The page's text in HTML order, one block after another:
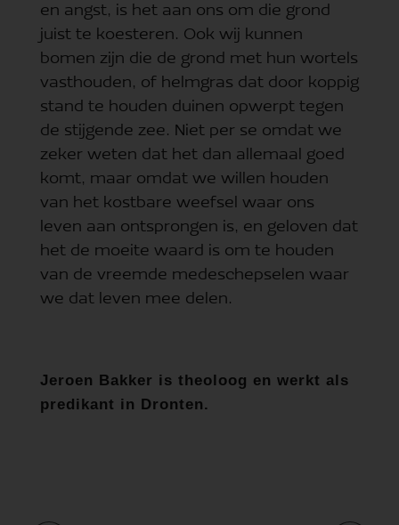
en angst, is het aan ons om die grond
juist te koesteren. Ook wij kunnen
bomen zijn die de grond met hun wortels
vasthouden, of helmgras dat door koppig
stand te houden duinen opwerpt tegen
de stijgende zee. Niet per se omdat we
zeker weten dat het dan allemaal goed
komt, maar omdat we willen houden
van het kostbare weefsel waar ons
leven aan ontsprongen is, en geloven dat
het de moeite waard is om te houden
van de vreemde medeschepselen waar
we dat leven mee delen.
Jeroen Bakker is theoloog en werkt als
predikant in Dronten.